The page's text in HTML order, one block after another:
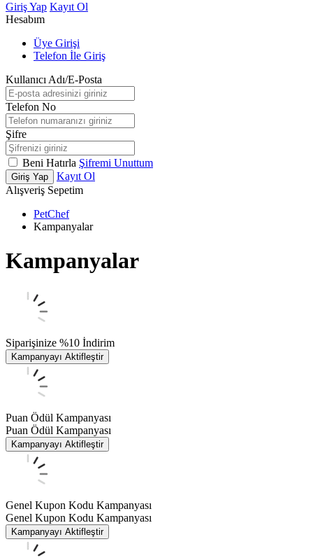
Giriş Yap Kayıt Ol
Hesabım
Üye Girişi
Telefon İle Giriş
Kullanıcı Adı/E-Posta
Telefon No
Şifre
Beni Hatırla Şifremi Unuttum
Giriş Yap
Kayıt Ol
Alışveriş Sepetim
PetChef
Kampanyalar
Kampanyalar
Siparişinize %10 İndirim
Kampanyayı Aktifleştir
Puan Ödül Kampanyası
Puan Ödül Kampanyası
Kampanyayı Aktifleştir
Genel Kupon Kodu Kampanyası
Genel Kupon Kodu Kampanyası
Kampanyayı Aktifleştir